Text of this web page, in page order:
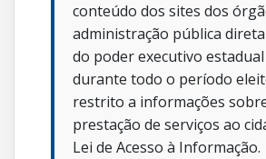
conteúdo dos sites dos
administração pública
do poder executivo
durante todo o período
restrito a informações
prestação de serviços ao
Lei de Acesso à Informação.